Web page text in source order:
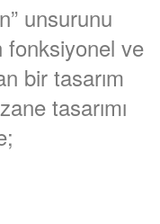
unsurunu
fonksiyonel ve
bir tasarım
tasarımı